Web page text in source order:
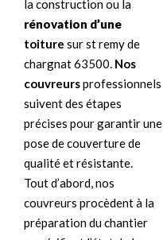
la construction ou la
rénovation d’une
toiture sur st remy de
chargnat 63500. Nos
couvreursprofessionnels
suivent des étapes
précises pour garantir une
pose de couverture de
qualité et résistante.
Tout d’abord, nos
couvreurs procèdent à la
préparation du chantier